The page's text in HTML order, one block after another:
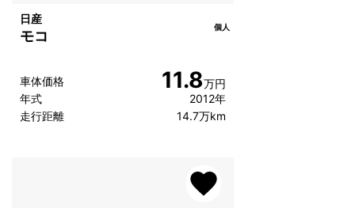
日産
モコ
車体価格 11.8万円
年式
2012年
走行距離
14.7万km
個人